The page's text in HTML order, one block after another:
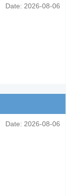
Date: 2026-08-06
Date: 2026-08-06